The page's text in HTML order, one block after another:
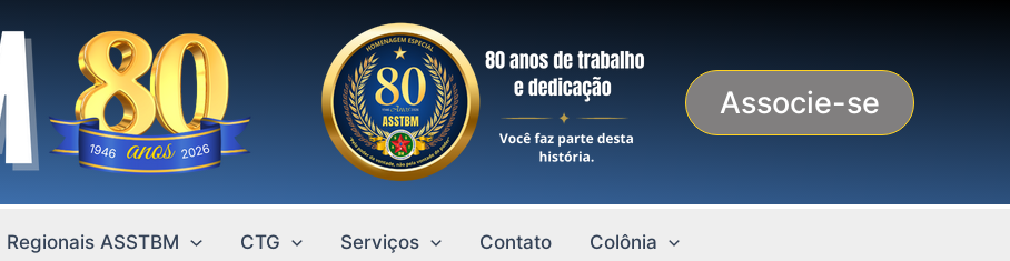
Associe-se
Regionais ASSTBM CTG Serviços Contato Colônia